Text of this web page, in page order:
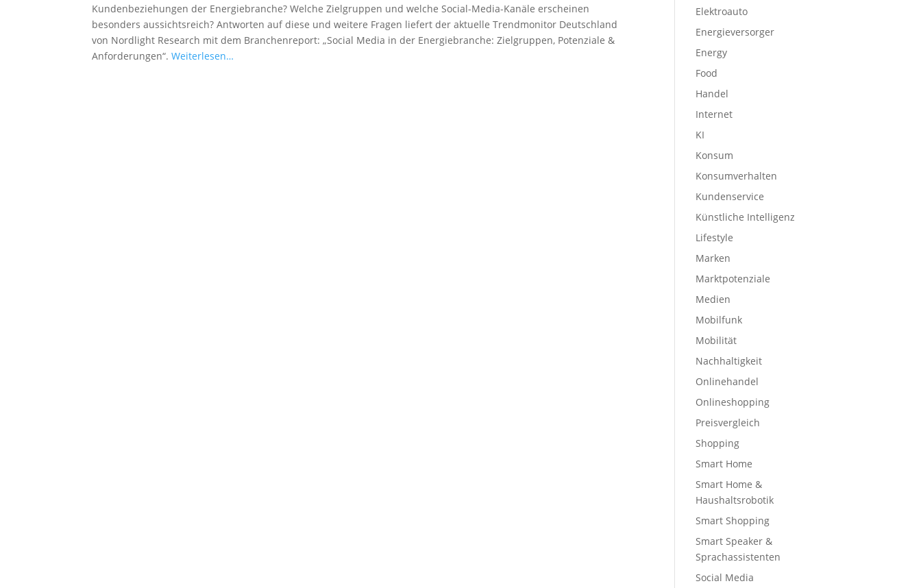
Kundenbeziehungen der Energiebranche? Welche Zielgruppen und welche Social-Media-Kanäle erscheinen
besonders aussichtsreich? Antworten auf diese und weitere Fragen liefert der aktuelle Trendmonitor Deutschland
von Nordlight Research mit dem Branchenreport: „Social Media in der Energiebranche: Zielgruppen, Potenziale &
Anforderungen“.Weiterlesen…
Elektroauto
Energieversorger
Energy
Food
Handel
Internet
KI
Konsum
Konsumverhalten
Kundenservice
Künstliche Intelligenz
Lifestyle
Marken
Marktpotenziale
Medien
Mobilfunk
Mobilität
Nachhaltigkeit
Onlinehandel
Onlineshopping
Preisvergleich
Shopping
Smart Home
Smart Home &
Haushaltsrobotik
Smart Shopping
Smart Speaker &
Sprachassistenten
Social Media